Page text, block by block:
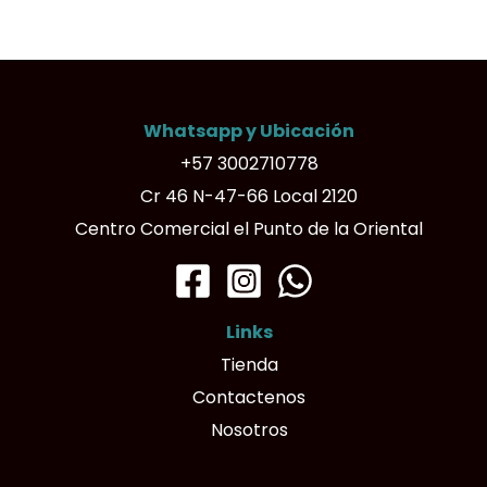
Whatsapp y Ubicación
+57 3002710778
Cr 46 N-47-66 Local 2120
Centro Comercial el Punto de la Oriental
Links
Tienda
Contactenos
Nosotros